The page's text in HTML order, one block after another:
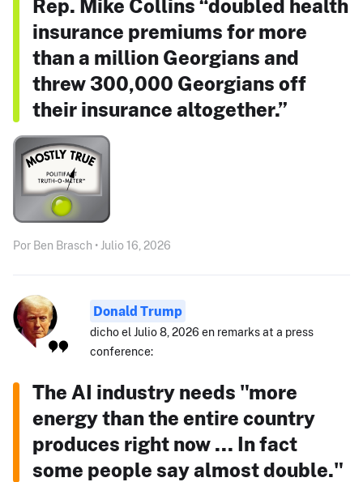
Rep. Mike Collins “doubled health
insurance premiums for more
than a million Georgians and
threw 300,000 Georgians off
their insurance altogether.”
Por Ben Brasch • Julio 16, 2026
Donald Trump
dicho el Julio 8, 2026 en remarks at a press
conference:
The AI industry needs "more
energy than the entire country
produces right now ... In fact
some people say almost double."